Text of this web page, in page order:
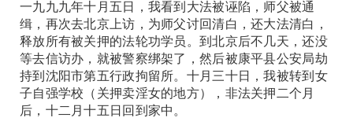
一九九九年十月五日，我看到大法被诬陷，师父被通
缉，再次去北京上访，为师父讨回清白，还大法清白，
释放所有被关押的法轮功学员。到北京后不几天，还没
等去信访办，就被警察绑架了，然后被康平县公安局劫
持到沈阳市第五行政拘留所。十月三十日，我被转到女
子自强学校（关押卖淫女的地方），非法关押二个月
后，十二月十五日回到家中。